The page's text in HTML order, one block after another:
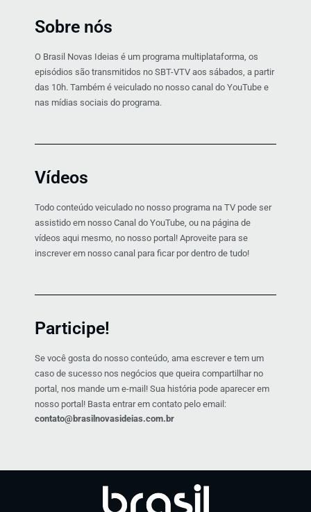
Sobre nós
O Brasil Novas Ideias é um programa multiplataforma, os
episódios são transmitidos no SBT-VTV aos sábados, a partir
das 10h. Também é veiculado no nosso canal do YouTube e
nas mídias sociais do programa.
Vídeos
Todo conteúdo veiculado no nosso programa na TV pode ser
assistido em nosso Canal do YouTube, ou na página de
vídeos aqui mesmo, no nosso portal! Aproveite para se
inscrever em nosso canal para ficar por dentro de tudo!
Participe!
Se você gosta do nosso conteúdo, ama escrever e tem um
caso de sucesso nos negócios que queira compartilhar no
portal, nos mande um e-mail! Sua história pode aparecer em
nosso portal! Basta entrar em contato pelo email:
contato@brasilnovasideias.com.br